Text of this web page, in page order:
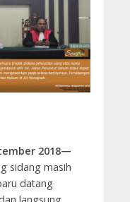
2018—
sidang masih
datang